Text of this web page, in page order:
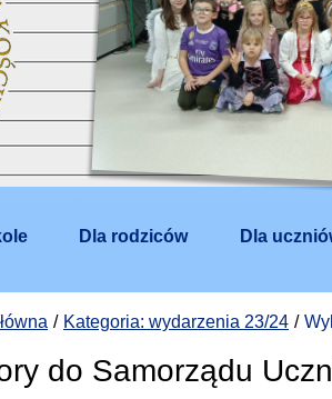
Dla rodziców Dla
Kategoria: wydarzenia 23/24
do Samorządu